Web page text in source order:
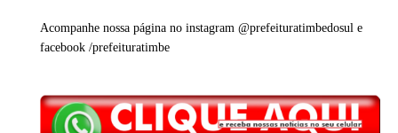
Acompanhe nossa página no instagram @prefeituratimbedosul e
facebook /prefeituratimbe